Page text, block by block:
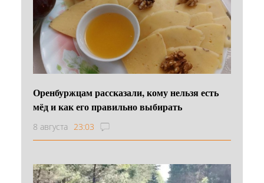
Оренбуржцам рассказали, кому нельзя есть
мёд и как его правильно выбирать
8 августа 23:03